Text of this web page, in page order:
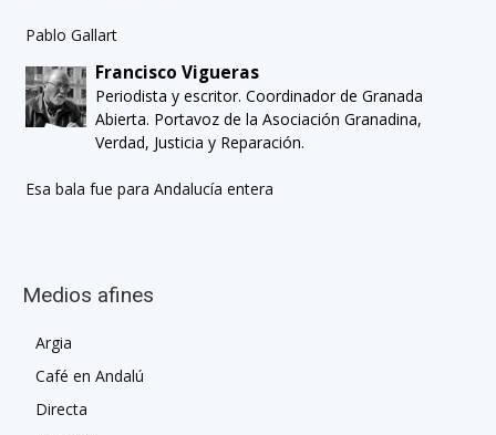
Pablo Gallart
Francisco Vigueras
Periodista y escritor. Coordinador de Granada
Abierta. Portavoz de la Asociación Granadina,
Verdad, Justicia y Reparación.
Esa bala fue para Andalucía entera
Medios afines
Argia
Café en Andalú
Directa